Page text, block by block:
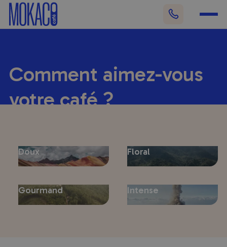
Comment aimez-vous
votre café ?
cultivés avec passion dans des terroirs d'exception.
Doux Floral
Gourmand Intense